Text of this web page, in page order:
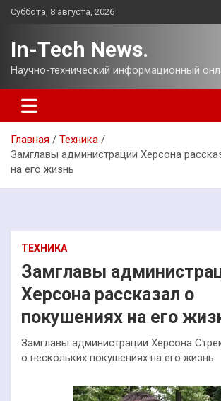
Перейти
Суббота, 8 августа, 2026
In-Tech News.
Научно-технический информационный
Главная
Техника
Замглавы администрации Херсона
на его жизнь
ТЕХНИКА
Замглавы
Херсона рассказал о
покушениях на его
Замглавы администрации Херсона
о нескольких покушениях на его жизнь